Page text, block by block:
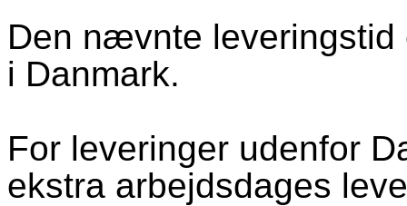
Den nævnte
i Danmark.
For leveringer udenfor
ekstra arbejdsdages